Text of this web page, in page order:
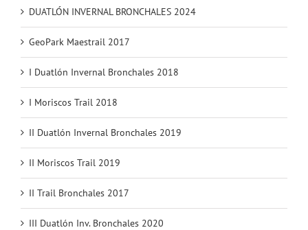
DUATLÓN INVERNAL BRONCHALES 2024
GeoPark Maestrail 2017
I Duatlón Invernal Bronchales 2018
I Moriscos Trail 2018
II Duatlón Invernal Bronchales 2019
II Moriscos Trail 2019
II Trail Bronchales 2017
III Duatlón Inv. Bronchales 2020